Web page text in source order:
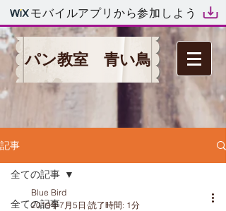
モバイルアプリから参加しよう
パン教室 青い鳥
記事
全ての記事
全ての記事
Blue Bird
2019年7月5日 読了時間: 1分